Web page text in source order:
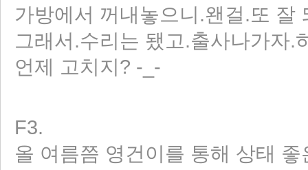
가방에서 꺼내놓으니.왠걸.또 잘
그래서.수리는 됐고.출사나가자.
언제 고치지? -_-
F3.
올 여름쯤 영건이를 통해 상태